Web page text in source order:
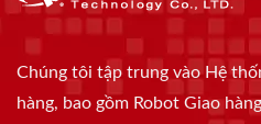
Chúng tôi tập trung vào Hệ
hàng, bao gồm Robot Giao